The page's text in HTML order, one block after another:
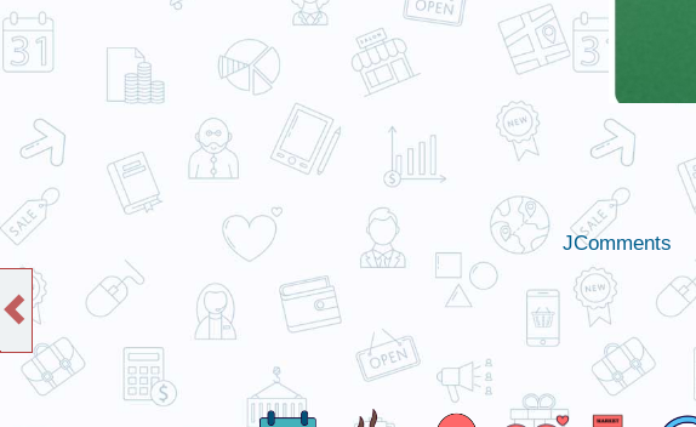
JComments